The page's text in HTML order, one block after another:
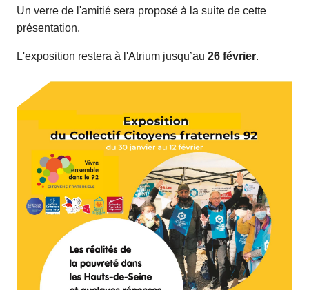
Un verre de l'amitié sera proposé à la suite de cette
présentation.
L'exposition restera à l'Atrium jusqu’au 26 février.